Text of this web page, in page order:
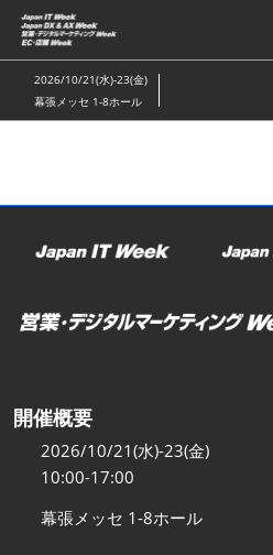
ス
キ
ッ
し
む
2026/10/21(水)-23(金)
幕張メッセ 1-8ホール
開催概要
2026/10/21(水)-23(金)
10:00-17:00
幕張メッセ 1-8ホール